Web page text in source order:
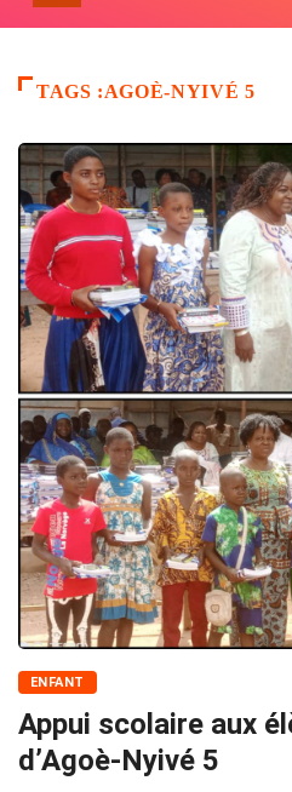
TAGS :AGOÈ-NYIVÉ 5
ENFANT
Appui scolaire aux
d’Agoè-Nyivé 5